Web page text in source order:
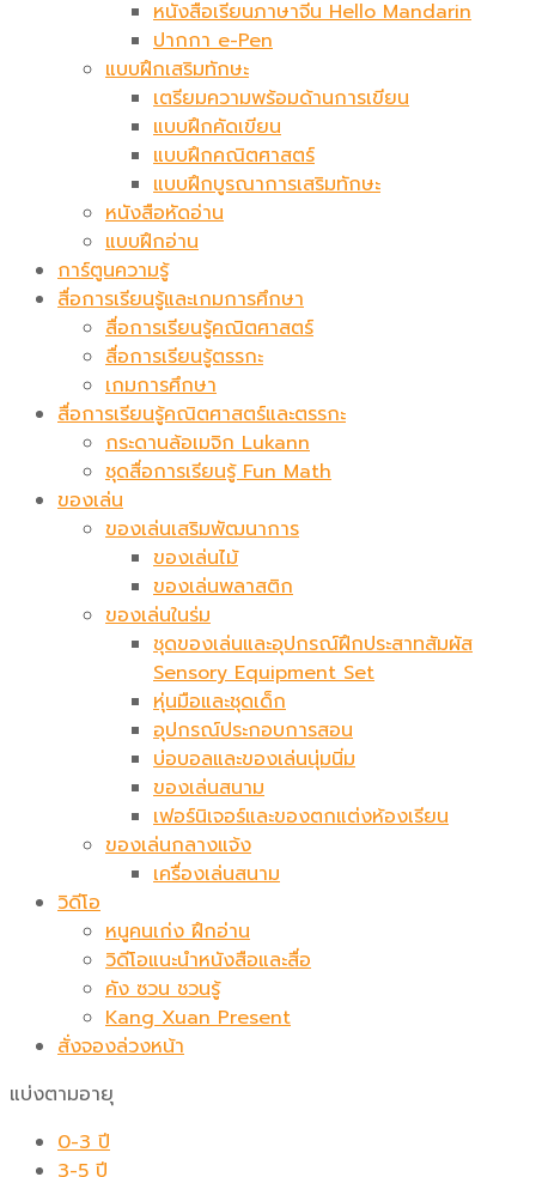
หนังสือเรียนภาษาจีน Hello Mandarin
ปากกา e-Pen
แบบฝึกเสริมทักษะ
เตรียมความพร้อมด้านการเขียน
แบบฝึกคัดเขียน
แบบฝึกคณิตศาสตร์
แบบฝึกบูรณาการเสริมทักษะ
หนังสือหัดอ่าน
แบบฝึกอ่าน
การ์ตูนความรู้
สื่อการเรียนรู้และเกมการศึกษา
สื่อการเรียนรู้คณิตศาสตร์
สื่อการเรียนรู้ตรรกะ
เกมการศึกษา
สื่อการเรียนรู้คณิตศาสตร์และตรรกะ
กระดานล้อเมจิก​ Lukann
ชุดสื่อการเรียนรู้ Fun Math
ของเล่น
ของเล่นเสริมพัฒนาการ
ของเล่นไม้
ของเล่นพลาสติก
ของเล่นในร่ม
ชุดของเล่นและอุปกรณ์ฝึกประสาทสัมผัส
Sensory Equipment Set
หุ่นมือและชุดเด็ก
อุปกรณ์ประกอบการสอน
บ่อบอลและของเล่นนุ่มนิ่ม
ของเล่นสนาม
เฟอร์นิเจอร์และของตกแต่งห้องเรียน
ของเล่นกลางแจ้ง
เครื่องเล่นสนาม
วิดีโอ
หนูคนเก่ง ฝึกอ่าน
วิดีโอแนะนำหนังสือและสื่อ
คัง ซวน ชวนรู้
Kang Xuan Present
สั่งจองล่วงหน้า
แบ่งตามอายุ
0-3 ปี
3-5 ปี